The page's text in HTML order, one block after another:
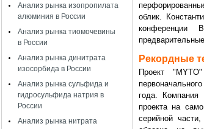
Анализ рынка изопропилата
алюминия в России
Анализ рынка тиомочевины
в России
Анализ рынка динитрата
изосорбида в России
Анализ рынка сульфида и
гидросульфида натрия в
России
Анализ рынка нитрата
облик.
конференции
Рекордные
Проект
года. Компания
проекта на
серийной